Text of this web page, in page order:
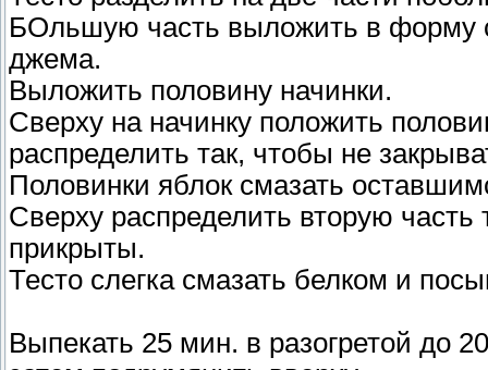
БОльшую часть выложить в форму
джема.
Выложить половину начинки.
Сверху на начинку положить
распределить так, чтобы не
Половинки яблок смазать
Сверху распределить вторую
прикрыты.
Тесто слегка смазать белком и
Выпекать 25 мин. в разогретой до